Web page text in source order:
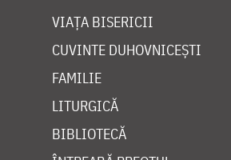
VIAȚA BISERICII
CUVINTE DUHOVNICEȘTI
FAMILIE
LITURGICĂ
BIBLIOTECĂ